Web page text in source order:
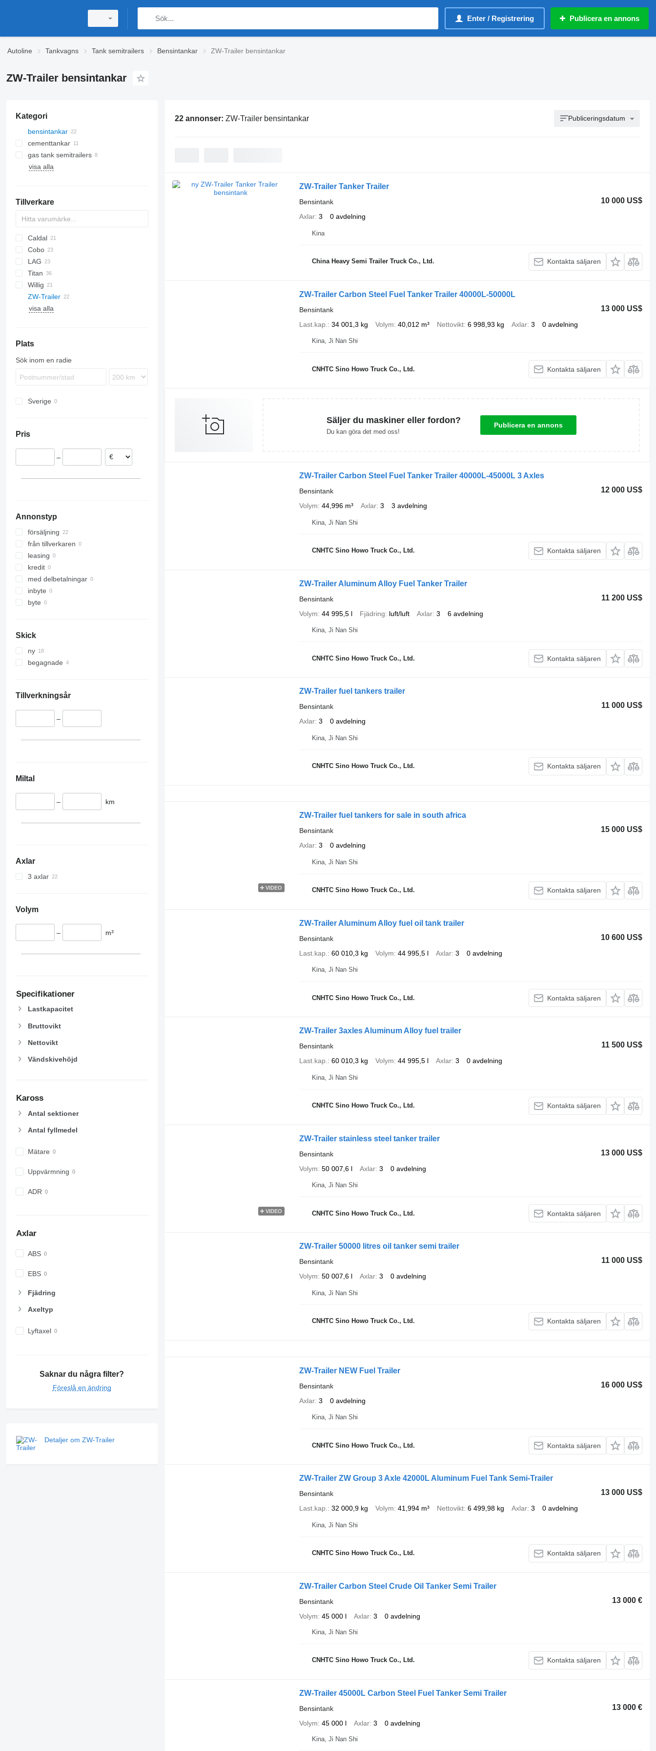
Enter / Registrering Publicera en annons
Autoline Tankvagns Tank semitrailers Bensintankar ZW-Trailer bensintankar
ZW-Trailer bensintankar
Kategori
bensintankar
cementtankar
gas tank semitrailers
visa alla
Tillverkare
BPO
Caldal
Cobo
SOA
TSA
TX
Stralis
STB
LAG
0-3
O-3
SR
SK
OPL 38
Titan
TX
Willig
ZW-Trailer
visa alla
Plats
Sök inom en radie
Sverige
Pris
–
Annonstyp
försäljning
från tillverkaren
leasing
kredit
med delbetalningar
inbyte
byte
Skick
ny
begagnade
Tillverkningsår
–
Miltal
– km
Axlar
3 axlar
Volym
– m³
Specifikationer
Lastkapacitet
Bruttovikt
Nettovikt
Vändskivehöjd
Kaross
Antal sektioner
Antal fyllmedel
Mätare
Uppvärmning
ADR
Axlar
ABS
EBS
Fjädring
Axeltyp
Lyftaxel
Saknar du några filter?
Föreslå en ändring
Detaljer om ZW-Trailer
22 annonser: ZW-Trailer bensintankar Publiceringsdatum
ZW-Trailer Tanker Trailer
10 000 US$
Bensintank
Axlar 3 0 avdelning
Kina
China Heavy Semi Trailer Truck Co., Ltd. Kontakta säljaren
ZW-Trailer Carbon Steel Fuel Tanker Trailer 40000L-50000L
13 000 US$
Bensintank
Last.kap.
34 001,3 kg Volym 40,012 m³ Nettovikt 6 998,93 kg Axlar 3 0 avdelning
Kina, Ji Nan Shi
CNHTC Sino Howo Truck Co., Ltd. Kontakta säljaren
Säljer du maskiner eller fordon?
Du kan göra det med oss!
Publicera en annons
ZW-Trailer Carbon Steel Fuel Tanker Trailer 40000L-45000L 3 Axles
12 000 US$
Bensintank
Volym 44,996 m³ Axlar 3 3 avdelning
Kina, Ji Nan Shi
CNHTC Sino Howo Truck Co., Ltd. Kontakta säljaren
ZW-Trailer Aluminum Alloy Fuel Tanker Trailer
11 200 US$
Bensintank
Volym 44 995,5 l Fjädring luft/luft Axlar 3 6 avdelning
Kina, Ji Nan Shi
CNHTC Sino Howo Truck Co., Ltd. Kontakta säljaren
ZW-Trailer fuel tankers trailer
11 000 US$
Bensintank
Axlar 3 0 avdelning
Kina, Ji Nan Shi
CNHTC Sino Howo Truck Co., Ltd. Kontakta säljaren
VIDEO
ZW-Trailer fuel tankers for sale in south africa
15 000 US$
Bensintank
Axlar 3 0 avdelning
Kina, Ji Nan Shi
CNHTC Sino Howo Truck Co., Ltd. Kontakta säljaren
ZW-Trailer Aluminum Alloy fuel oil tank trailer
10 600 US$
Bensintank
Last.kap.
60 010,3 kg Volym 44 995,5 l Axlar 3 0 avdelning
Kina, Ji Nan Shi
CNHTC Sino Howo Truck Co., Ltd. Kontakta säljaren
ZW-Trailer 3axles Aluminum Alloy fuel trailer
11 500 US$
Bensintank
Last.kap. 60 010,3 kg Volym 44 995,5 l Axlar 3 0 avdelning
Kina, Ji Nan Shi
CNHTC Sino Howo Truck Co., Ltd. Kontakta säljaren
VIDEO
ZW-Trailer stainless steel tanker trailer
13 000 US$
Bensintank
Volym 50 007,6 l Axlar 3 0 avdelning
Kina, Ji Nan Shi
CNHTC Sino Howo Truck Co., Ltd. Kontakta säljaren
ZW-Trailer 50000 litres oil tanker semi trailer
11 000 US$
Bensintank
Volym 50 007,6 l Axlar 3 0 avdelning
Kina, Ji Nan Shi
CNHTC Sino Howo Truck Co., Ltd. Kontakta säljaren
ZW-Trailer NEW Fuel Trailer
16 000 US$
Bensintank
Axlar 3 0 avdelning
Kina, Ji Nan Shi
CNHTC Sino Howo Truck Co., Ltd. Kontakta säljaren
ZW-Trailer ZW Group 3 Axle 42000L Aluminum Fuel Tank Semi-Trailer
13 000 US$
Bensintank
Last.kap.
32 000,9 kg Volym 41,994 m³ Nettovikt 6 499,98 kg Axlar 3 0 avdelning
Kina, Ji Nan Shi
CNHTC Sino Howo Truck Co., Ltd. Kontakta säljaren
ZW-Trailer Carbon Steel Crude Oil Tanker Semi Trailer
13 000 €
Bensintank
Volym 45 000 l Axlar 3 0 avdelning
Kina, Ji Nan Shi
CNHTC Sino Howo Truck Co., Ltd. Kontakta säljaren
ZW-Trailer 45000L Carbon Steel Fuel Tanker Semi Trailer
13 000 €
Bensintank
Volym 45 000 l Axlar 3 0 avdelning
Kina, Ji Nan Shi